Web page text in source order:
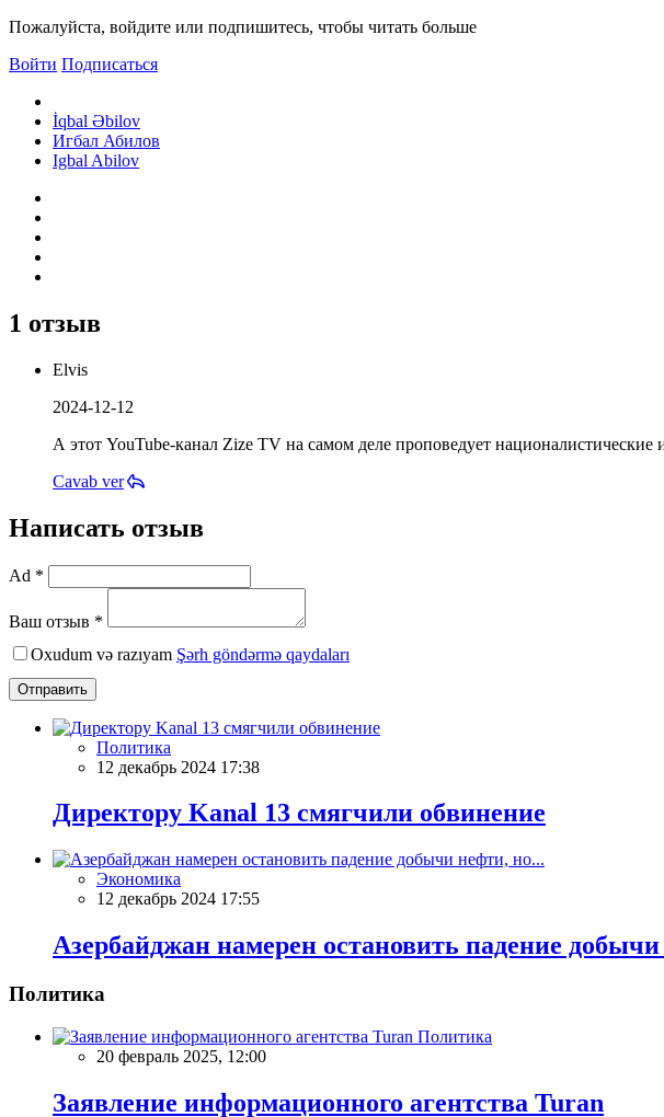
Пожалуйста, войдите или подпишитесь, чтобы читать больше
Войти Подписаться
İqbal Əbilov
Игбал Абилов
Igbal Abilov
1 отзыв
Elvis
2024-12-12
А этот YouTube-канал Zize TV на самом деле проповедует националистические
Cavab ver
Написать отзыв
Ad *
Ваш отзыв *
Oxudum və razıyam Şərh göndərmə qaydaları
Отправить
Политика
12 декабрь 2024 17:38
Директору Kanal 13 смягчили обвинение
Экономика
12 декабрь 2024 17:55
Азербайджан намерен остановить падение
Политика
Политика
20 февраль 2025, 12:00
Заявление информационного агентства Turan